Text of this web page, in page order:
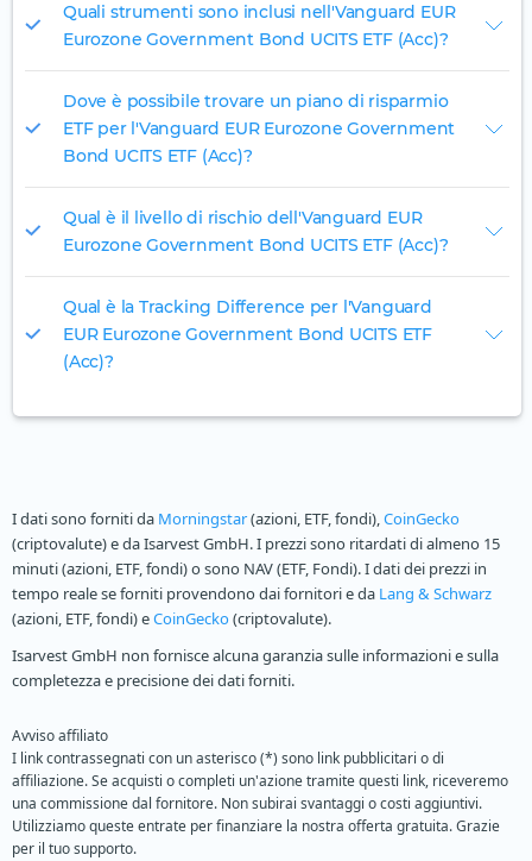
Quali strumenti sono inclusi nell'Vanguard EUR
Eurozone Government Bond UCITS ETF (Acc)?
Dove è possibile trovare un piano di risparmio
ETF per l'Vanguard EUR Eurozone Government
Bond UCITS ETF (Acc)?
Qual è il livello di rischio dell'Vanguard EUR
Eurozone Government Bond UCITS ETF (Acc)?
Qual è la Tracking Difference per l'Vanguard
EUR Eurozone Government Bond UCITS ETF
(Acc)?
I dati sono forniti da Morningstar(azioni, ETF, fondi),CoinGecko
(criptovalute) e da Isarvest GmbH. I prezzi sono ritardati di almeno 15
minuti (azioni, ETF, fondi) o sono NAV (ETF, Fondi). I dati dei prezzi in
tempo reale se forniti provendono dai fornitori e da Lang & Schwarz
(azioni, ETF, fondi) eCoinGecko(criptovalute).
Isarvest GmbH non fornisce alcuna garanzia sulle informazioni e sulla
completezza e precisione dei dati forniti.
Avviso affiliato
I link contrassegnati con un asterisco (*) sono link pubblicitari o di
affiliazione. Se acquisti o completi un'azione tramite questi link, riceveremo
una commissione dal fornitore. Non subirai svantaggi o costi aggiuntivi.
Utilizziamo queste entrate per finanziare la nostra offerta gratuita. Grazie
per il tuo supporto.